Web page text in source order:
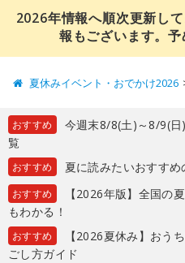
2026年情報へ順次更新し
報もございます。予
夏休みイベント・おでかけ2026
おすすめ
今週末8/8(土)～8/9(
覧
おすすめ 夏に読みたいおすす
おすすめ
【2026年版】全国の
もわかる！
おすすめ
【2026夏休み】おう
ごし方ガイド